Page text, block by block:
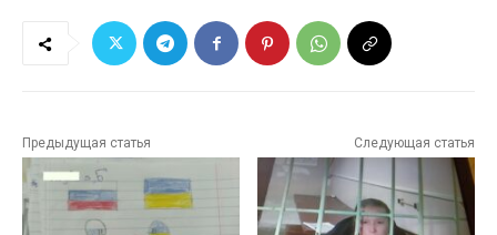
Предыдущая статья Следующая статья